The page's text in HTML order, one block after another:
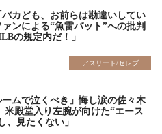
バカども、お前らは勘違いしてい
ンによる“魚雷バット”への批判
の規定内だ！」
アスリート/セレブ
ームで泣くべき」悔し涙の佐々木
米殿堂入り左腕が向けた“エース
、見たくない」